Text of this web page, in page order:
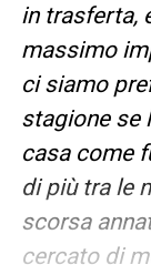
in trasferta,
massimo
ci siamo
stagione se
casa come
di più tra le
scorsa
cercato di